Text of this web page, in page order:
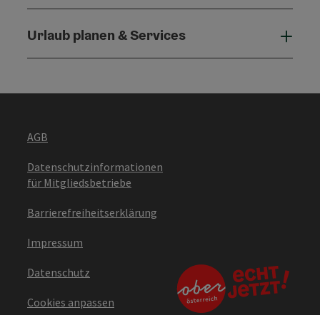
Urlaub planen & Services
AGB
Datenschutzinformationen
für Mitgliedsbetriebe
Barrierefreiheitserklärung
Impressum
Datenschutz
Cookies anpassen